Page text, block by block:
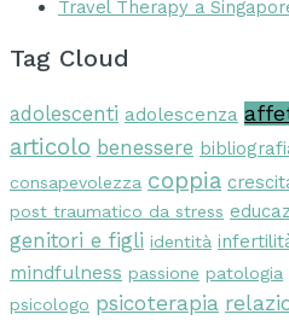
Travel Therapy a
Tag Cloud
adolescenti adolescenza
articolo benessere
consapevolezza coppia
post traumatico da stress
genitori e figli identità
mindfulness passione patologia
psicologo psicoterapia